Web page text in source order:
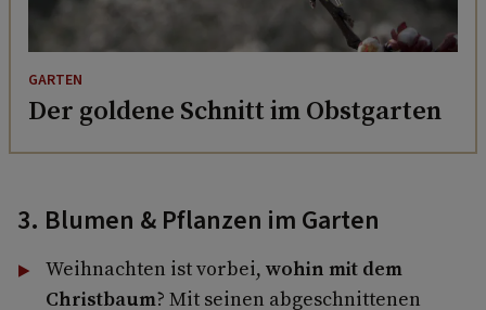
GARTEN
Der goldene Schnitt im Obstgarten
3. Blumen & Pflanzen im Garten
Weihnachten ist vorbei, wohin mit dem
Christbaum? Mit seinen abgeschnittenen